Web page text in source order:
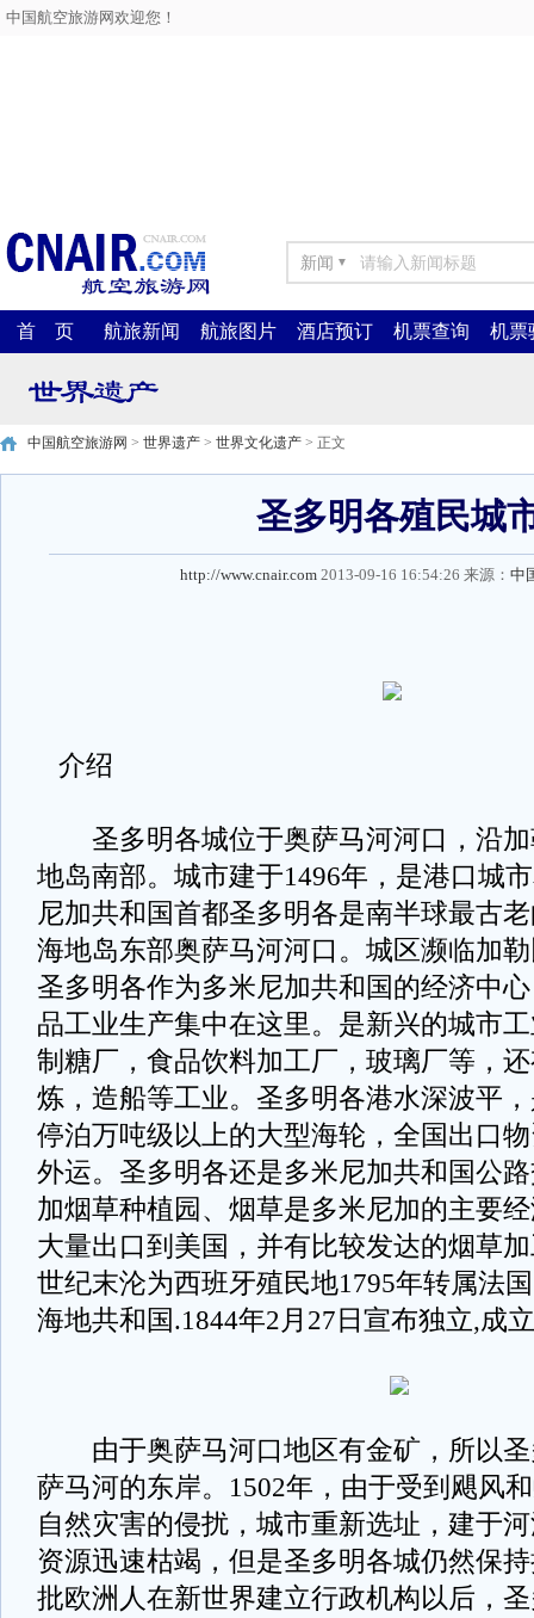
中国航空旅游网欢迎您！
新闻 ▼
首 页 航旅新闻 航旅图片 酒店预订 机票查询 机票
中国航空旅游网 > 世界遗产 > 世界文化遗产 > 正文
圣多明各殖民城
http://www.cnair.com 2013-09-16 16:54:26 来源： 中
介绍
圣多明各城位于奥萨马河河口，沿加
地岛南部。城市建于1496年，是港口城
尼加共和国首都圣多明各是南半球最古
海地岛东部奥萨马河河口。城区濒临加
圣多明各作为多米尼加共和国的经济中
品工业生产集中在这里。是新兴的城市
制糖厂，食品饮料加工厂，玻璃厂等，
炼，造船等工业。圣多明各港水深波平
停泊万吨级以上的大型海轮，全国出口
外运。圣多明各还是多米尼加共和国公
加烟草种植园、烟草是多米尼加的主要
大量出口到美国，并有比较发达的烟草
世纪末沦为西班牙殖民地1795年转属法
海地共和国.1844年2月27日宣布独立,成
由于奥萨马河口地区有金矿，所以圣
萨马河的东岸。1502年，由于受到飓风
自然灾害的侵扰，城市重新选址，建于
资源迅速枯竭，但是圣多明各城仍然保
批欧洲人在新世界建立行政机构以后，